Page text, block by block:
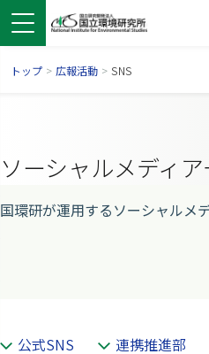
トップ > 広報活動 > SNS
ソーシャルメディ
国環研が運用するソーシャルメ
公式SNS 連携推進部